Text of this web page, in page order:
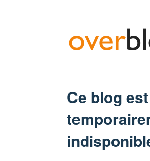
Ce blog est